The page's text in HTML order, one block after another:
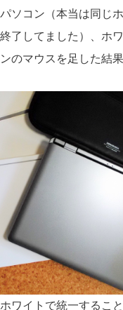
ソコン（本当は同じ
了してました）、ホ
のマウスを足した結果
ワイトで統一するこ